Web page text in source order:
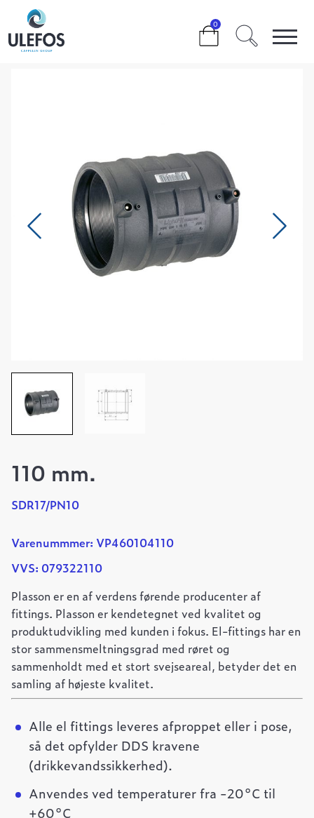
0
>>>
110 mm.
SDR17/PN10
Varenummmer: VP460104110
VVS: 079322110
Plasson er en af verdens førende producenter af
fittings. Plasson er kendetegnet ved kvalitet og
produktudvikling med kunden i fokus. El-fittings har en
stor sammensmeltningsgrad med røret og
sammenholdt med et stort svejseareal, betyder det en
samling af højeste kvalitet.
Alle el fittings leveres afproppet eller i pose,
så det opfylder DDS kravene
(drikkevandssikkerhed).
Anvendes ved temperaturer fra -20°C til
+60°C